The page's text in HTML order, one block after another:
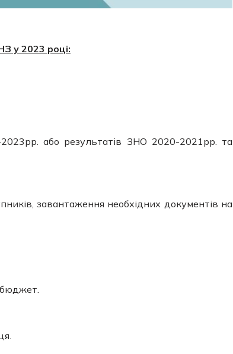
у 2023 році:
або результатів ЗНО 2020-2021рр. та
завантаження необхідних документів на